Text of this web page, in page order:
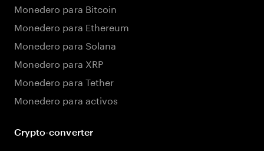
Monedero para Bitcoin
Monedero para Ethereum
Monedero para Solana
Monedero para XRP
Monedero para Tether
Monedero para activos
Crypto-converter